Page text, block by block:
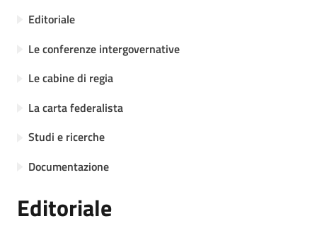
Norme
etico
Romagna
Editoriale
Le conferenze intergovernative
Le cabine di regia
La carta federalista
Studi e ricerche
Documentazione
Editoriale